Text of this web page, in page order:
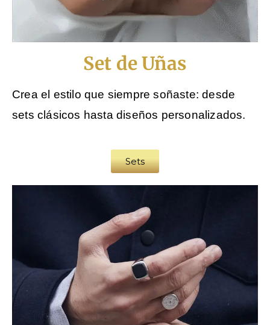
Set de Uñas
Crea el estilo que siempre soñaste: desde
sets clásicos hasta diseños personalizados.
Sets